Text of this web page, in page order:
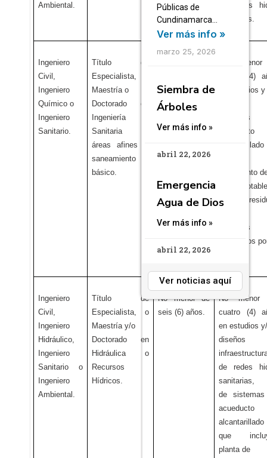
Ambiental.
de redes
sanitarias.
Ingeniero
Civil,
Ingeniero
Químico o
Ingeniero
Sanitario.
Título de
Especialista, o
Maestría o
Doctorado en
Ingeniería
Sanitaria o
áreas afines al
saneamiento
básico.
No
cuatro (4)
en estudios y
sistemas
tratamiento
agua
de agua
sistemas
hidráulicos
Ingeniero
Civil,
Ingeniero
Hidráulico,
Ingeniero
Sanitario o
Ingeniero
Ambiental.
Título de
Especialista, o
Maestría y/o
Doctorado en
Hidráulica o
Recursos
Hídricos.
No menor de
seis (6) años.
No menor
cuatro (4)
en estudios
diseños
de redes
sanitarias,
de
acueducto
alcantarillado
que
planta de
Públicas de
Cundinamarca…
Ver más info »
marzo 25, 2026
Siembra de
Árboles
Ver más info »
abril 22, 2026
Emergencia
Agua de Dios
Ver más info »
abril 22, 2026
Ver noticias aquí